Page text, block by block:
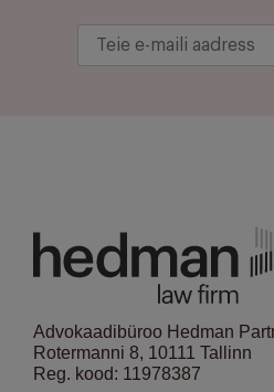
Advokaadibüroo Hedman
Rotermanni 8, 10111 Tallinn
Reg. kood: 11978387